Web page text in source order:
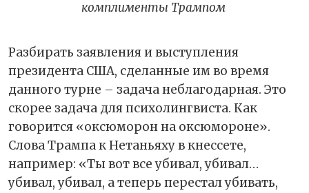
комплименты Трампом
Разбирать заявления и выступления
президента США, сделанные им во время
данного турне – задача неблагодарная. Это
скорее задача для психолингвиста. Как
говорится «оксюморон на оксюмороне».
Слова Трампа к Нетаньяху в кнессете,
например: «Ты вот все убивал, убивал…
убивал, убивал, а теперь перестал убивать,